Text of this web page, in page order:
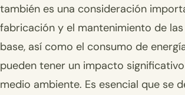
también es una consideración
fabricación y el mantenimiento de
base, así como el consumo de
pueden tener un impacto
medio ambiente. Es esencial que se